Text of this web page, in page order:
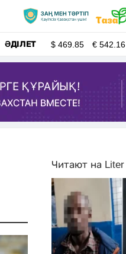
ӘДІЛЕТ $469.85 €542.16
Читают на Liter